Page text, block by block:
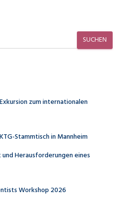
SUCHEN
zum internationalen
Stammtisch in Mannheim
Herausforderungen eines
Workshop 2026